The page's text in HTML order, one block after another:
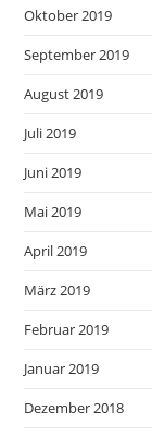
Oktober 2019
September 2019
August 2019
Juli 2019
Juni 2019
Mai 2019
April 2019
März 2019
Februar 2019
Januar 2019
Dezember 2018